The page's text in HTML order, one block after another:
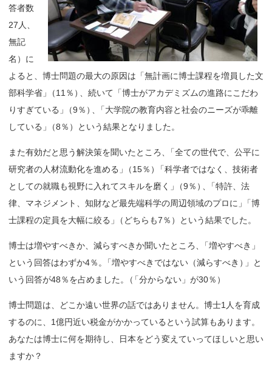
答者数
27人、
無記
名）に
よると、博士問題の最大の原因は「無計画に博士課程を増員した文
部科学省 」 （11％ ）
、続いて「博士がアカデミズムの進路にこだわ
りすぎている 」 （9％ ）
「大学院の教育内容と社会のニーズが乖離
している 」 （8％）という結果となりました。
また有効だと思う解決策を聞いたところ
「全ての世代で、公平に
研究者の人材流動化を進める 」 （15％ ）
「科学者ではなく、技術者
としての就職も視野に入れてスキルを磨く
」 （9％ ）
「特許、法
律、マネジメント、知財など最先端科学の周辺領域のプロに 」
「博
士課程の定員を大幅に絞る 」 （どちらも7％）という結果でした。
博士は増やすべきか、減らすべきか聞いたところ
「増やすべき」
という回答はわずか4％ 。 「増やすべきではない（減らすべき ） 」と
いう回答が48％を占めました 。 「分からない」が30％）
博士問題は、どこか遠い世界の話ではありません。博士1人を育成
するのに、1億円近い税金がかかっているという試算もあります。
あなたは博士に何を期待し、日本をどう変えていってほしいと思い
ますか？